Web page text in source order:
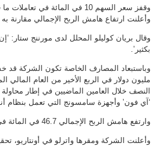
وقفز سعر السهم 10 في
وأعلنت ارتفاع هامش الربح الإجمالي مقارنة
وقال بريان كوليلو المحلل لدى مورننج ستار:
بكثير’.
مليون دولار في الربع الأخير من العام
النصف خلال العامين الماضيين في إطار
‘آي فون’ وأجهزة سامسونج التي تعمل بنظام
وارتفع هامش الربح الإجمالي 46.7 في المائة في الربع المالي الأول حتى 31 أيار (مايو) من 33.9 في المائة قبل عام.